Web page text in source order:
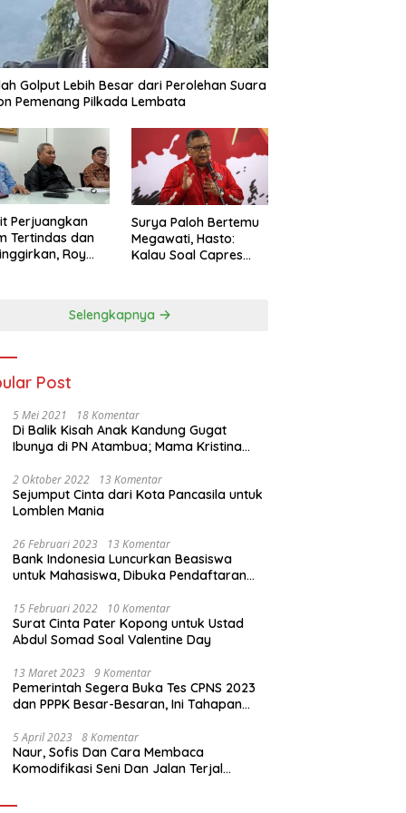
Golput Lebih Besar dari Perolehan Suara
Pemenang Pilkada Lembata
Perjuangkan
Tertindas dan
Roy
Surya Paloh Bertemu
Megawati, Hasto:
Kalau Soal Capres
Selengkapnya
Post
5 Mei 2021 18 Komentar
Di Balik Kisah Anak Kandung Gugat
Ibunya di PN Atambua; Mama Kristina
2 Oktober 2022 13 Komentar
Sejumput Cinta dari Kota Pancasila untuk
Lomblen Mania
26 Februari 2023 13 Komentar
Bank Indonesia Luncurkan Beasiswa
untuk Mahasiswa, Dibuka Pendaftaran
15 Februari 2022 10 Komentar
Surat Cinta Pater Kopong untuk Ustad
Abdul Somad Soal Valentine Day
13 Maret 2023 9 Komentar
Pemerintah Segera Buka Tes CPNS 2023
dan PPPK Besar-Besaran, Ini Tahapan
5 April 2023 8 Komentar
Naur, Sofis Dan Cara Membaca
Komodifikasi Seni Dan Jalan Terjal